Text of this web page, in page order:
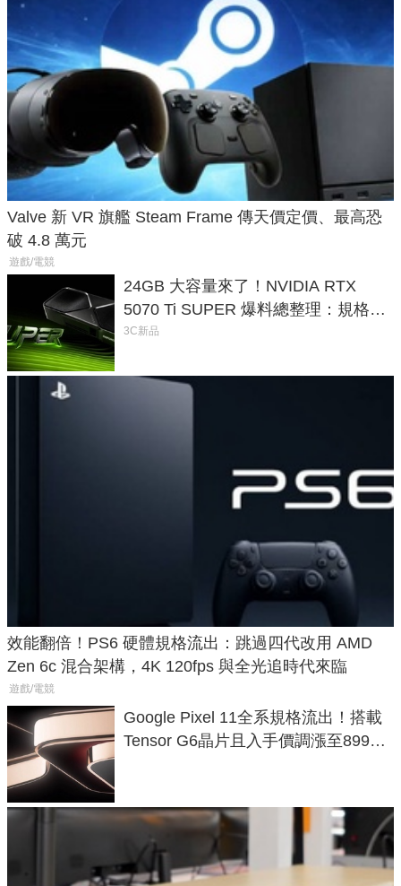
Valve 新 VR 旗艦 Steam Frame 傳天價定價、最高恐
破 4.8 萬元
遊戲/電競
24GB 大容量來了！NVIDIA RTX
5070 Ti SUPER 爆料總整理：規格、
功耗、上市時間
3C新品
效能翻倍！PS6 硬體規格流出：跳過四代改用 AMD
Zen 6c 混合架構，4K 120fps 與全光追時代來臨
遊戲/電競
Google Pixel 11全系規格流出！搭載
Tensor G6晶片且入手價調漲至899美